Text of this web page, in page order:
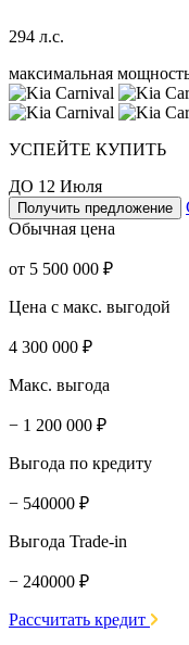
294 л.с.
максимальная
УСПЕЙТЕ КУПИТЬ
ДО 12 Июля
Получить предложение
Обычная цена
от 5 500 000 ₽
Цена с макс. выгодой
4 300 000 ₽
Макс. выгода
− 1 200 000 ₽
Выгода по кредиту
− 540000 ₽
Выгода Trade-in
− 240000 ₽
Рассчитать кредит